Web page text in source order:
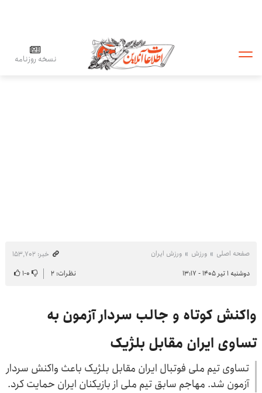
نسخه روزنامه
صفحه اصلی ورزش ورزش ایران
خبر: ۱۵۳٬۷۰۲
دوشنبه ۱ تیر ۱۴۰۵ - ۱۳:۱۷
نظرات: ۲ ۰-۱
واکنش کوتاه و جالب سردار آزمون به
تساوی ایران مقابل بلژیک
تساوی تیم ملی فوتبال ایران مقابل بلژیک باعث واکنش سردار
آزمون شد. مهاجم سابق تیم ملی از بازیکنان ایران حمایت کرد.